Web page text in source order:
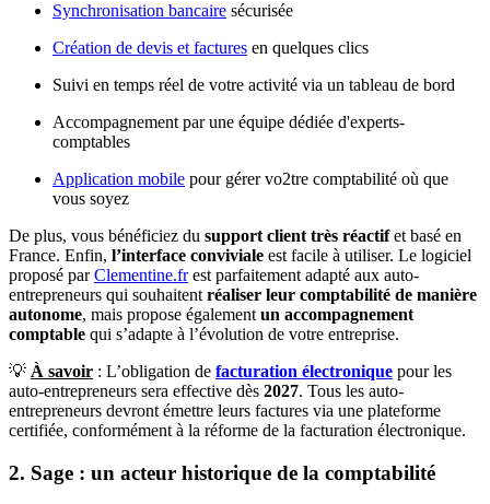
Synchronisation bancaire sécurisée
Création de devis et factures en quelques clics
Suivi en temps réel de votre activité via un tableau de bord
Accompagnement par une équipe dédiée d'experts-
comptables
Application mobile pour gérer vo2tre comptabilité où que
vous soyez
De plus, vous bénéficiez du support client très réactifet basé en
France. Enfin, l’interface conviviale est facile à utiliser. Le logiciel
proposé parClementine.frest parfaitement adapté aux auto-
entrepreneurs qui souhaitent réaliser leur comptabilité de manière
autonome, mais propose également un accompagnement
comptable qui s’adapte à l’évolution de votre entreprise.
💡 À savoir : L’obligation de facturation électronique pour les
auto-entrepreneurs sera effective dès 2027. Tous les auto-
entrepreneurs devront émettre leurs factures via une plateforme
certifiée, conformément à la réforme de la facturation électronique.
2. Sage : un acteur historique de la comptabilité